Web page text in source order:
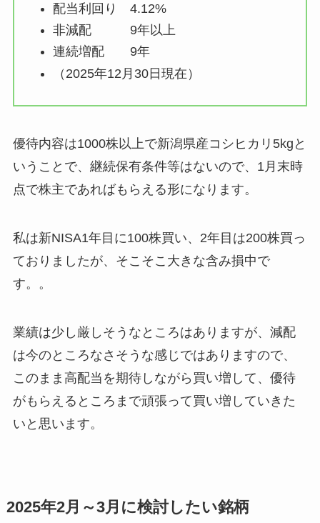
配当利回り 4.12%
非減配 9年以上
連続増配 9年
（2025年12月30日現在）
優待内容は1000株以上で新潟県産コシヒカリ5kgと
いうことで、継続保有条件等はないので、1月末時
点で株主であればもらえる形になります。
私は新NISA1年目に100株買い、2年目は200株買っ
ておりましたが、そこそこ大きな含み損中で
す。。
業績は少し厳しそうなところはありますが、減配
は今のところなさそうな感じではありますので、
このまま高配当を期待しながら買い増して、優待
がもらえるところまで頑張って買い増していきた
いと思います。
2025年2月～3月に検討したい銘柄